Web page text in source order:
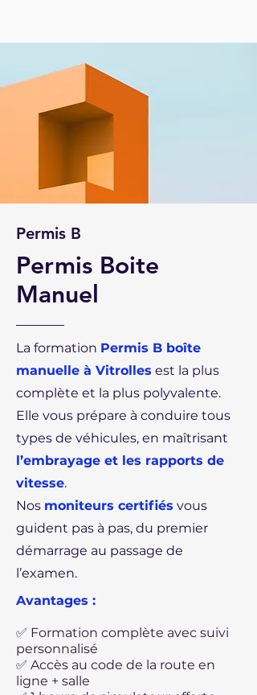
Permis B
Permis Boite
Manuel
La formation Permis B boîte
manuelle à Vitrolles est la plus
complète et la plus polyvalente.
Elle vous prépare à conduire tous
types de véhicules, en maîtrisant
l’embrayage et les rapports de
vitesse.
Nos moniteurs certifiés vous
guident pas à pas, du premier
démarrage au passage de
l’examen.
Avantages :
✅ Formation complète avec suivi
personnalisé
✅ Accès au code de la route en
ligne + salle